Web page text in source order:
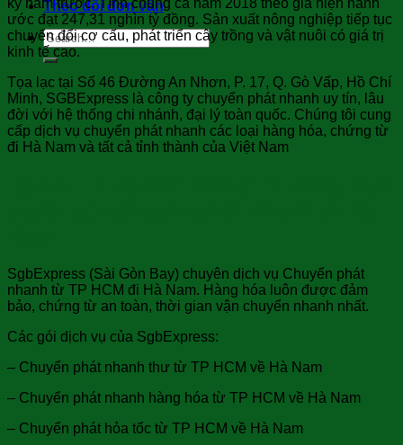
Theo dõi đơn vận
ước đạt 247,31 nghìn tỷ đồng. Sản xuất nông nghiệp tiếp tục
chuyển đổi cơ cấu, phát triển cây trồng và vật nuôi có giá trị
kinh tế cao.
Tọa lạc tại Số 46 Đường An Nhơn, P. 17, Q. Gò Vấp, Hồ Chí
Minh, SGBExpress là công ty chuyển phát nhanh uy tín, lâu
đời với hệ thống chi nhánh, đại lý toàn quốc. Chúng tôi cung
cấp dịch vụ chuyển phát nhanh các loại hàng hóa, chứng từ
đi Hà Nam và tất cả tỉnh thành của Việt Nam
SgbExpress (Sài Gòn Bay) chuyên dịch vụ Chuyển phát
nhanh từ TP HCM đi Hà Nam. Hàng hóa luôn được đảm
bảo, chứng từ an toàn, thời gian vận chuyển nhanh nhất.
Các gói dịch vụ của SgbExpress:
– Chuyển phát nhanh thư từ TP HCM về Hà Nam
– Chuyển phát nhanh hàng hóa từ TP HCM về Hà Nam
– Chuyển phát hỏa tốc từ TP HCM về Hà Nam